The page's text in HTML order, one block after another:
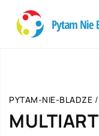
PYTAM-NIE-BLADZE /